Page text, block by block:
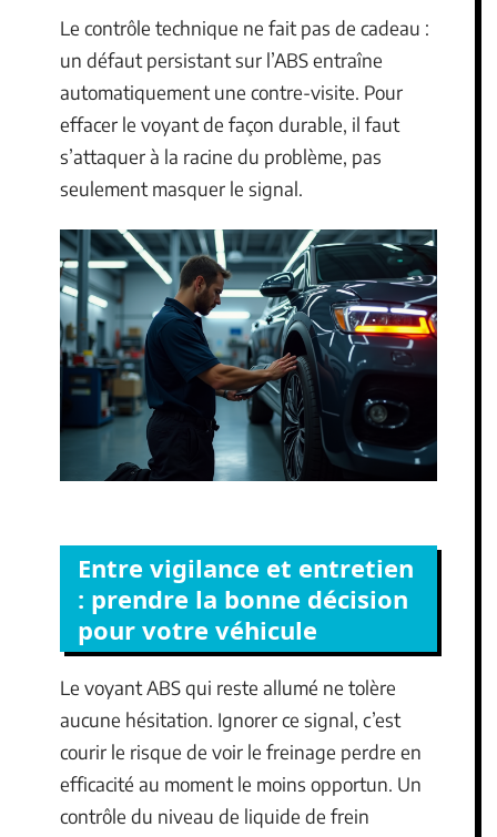
Le contrôle technique ne fait pas de cadeau :
un défaut persistant sur l’ABS entraîne
automatiquement une contre-visite. Pour
effacer le voyant de façon durable, il faut
s’attaquer à la racine du problème, pas
seulement masquer le signal.
Entre vigilance et entretien
: prendre la bonne décision
pour votre véhicule
Le voyant ABS qui reste allumé ne tolère
aucune hésitation. Ignorer ce signal, c’est
courir le risque de voir le freinage perdre en
efficacité au moment le moins opportun. Un
contrôle du niveau de liquide de frein